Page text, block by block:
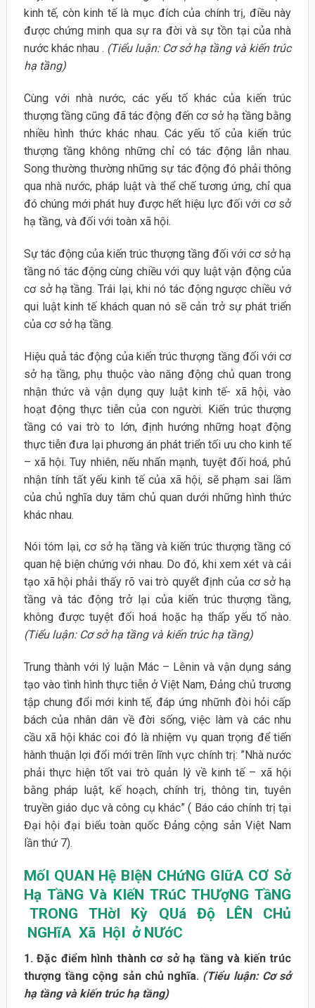
kinh tế, còn kinh tế là mục đích của chính trị, điều này
được chứng minh qua sự ra đời và sự tồn tại của nhà
nước khác nhau . (Tiểu luận: Cơ sở hạ tầng và kiến trúc
hạ tầng)
Cùng với nhà nước, các yếu tố khác của kiến trúc
thượng tầng cũng đã tác động đến cơ sở hạ tầng bằng
nhiều hình thức khác nhau. Các yếu tố của kiến trúc
thượng tầng không những chỉ có tác động lẫn nhau.
Song thường thường những sự tác động đó phải thông
qua nhà nước, pháp luật và thể chế tương ứng, chỉ qua
đó chúng mới phát huy được hết hiệu lực đối với cơ sở
hạ tầng, và đối với toàn xã hội.
Sự tác động của kiến trúc thượng tầng đối với cơ sở hạ
tầng nó tác động cùng chiều với quy luật vận động của
cơ sở hạ tầng. Trái lại, khi nó tác động ngược chiều vớ
qui luật kinh tế khách quan nó sẽ cản trở sự phát triển
của cơ sở hạ tầng.
Hiệu quả tác động của kiến trúc thượng tầng đối với cơ
sở hạ tầng, phụ thuộc vào năng động chủ quan trong
nhận thức và vận dụng quy luật kinh tế- xã hội, vào
hoạt động thực tiễn của con người. Kiến trúc thượng
tầng có vai trò to lớn, định hướng những hoạt động
thực tiễn đưa lại phương án phát triển tối ưu cho kinh tế
– xã hội. Tuy nhiên, nếu nhấn mạnh, tuyệt đối hoá, phủ
nhận tính tất yếu kinh tế của xã hội, sẽ phạm sai lầm
của chủ nghĩa duy tâm chủ quan dưới những hình thức
khác nhau.
Nói tóm lại, cơ sở hạ tầng và kiến trúc thượng tầng có
quan hệ biện chứng với nhau. Do đó, khi xem xét và cải
tạo xã hội phải thấy rõ vai trò quyết định của cơ sở hạ
tầng và tác động trở lại của kiến trúc thượng tầng,
không được tuyệt đối hoá hoặc hạ thấp yếu tố nào.
(Tiểu luận: Cơ sở hạ tầng và kiến trúc hạ tầng)
Trung thành với lý luận Mác – Lênin và vận dụng sáng
tạo vào tình hình thực tiễn ở Việt Nam, Đảng chủ trương
tập chung đổi mới kinh tế, đáp ứng nhữnh đòi hỏi cấp
bách của nhân dân về đời sống, việc làm và các nhu
cầu xã hội khác coi đó là nhiệm vụ quan trọng để tiến
hành thuận lợi đổi mới trên lĩnh vực chính trị: ”Nhà nước
phải thực hiện tốt vai trò quản lý về kinh tế – xã hội
bằng pháp luật, kế hoạch, chính trị, thông tin, tuyên
truyền giáo dục và công cụ khác” ( Báo cáo chính trị tại
Đại hội đại biểu toàn quốc Đảng cộng sản Việt Nam
lần thứ 7).
MốI QUAN Hệ BIệN CHứNG GIữA CƠ Sở
Hạ TầNG Và KIếN TRúCTHƯợNG TầNG
TRONG THờI Kỳ QUá Độ LÊN CHủ
NGHĩA Xã HộI ở NƯớC
1. Đặc điểm hình thành cơ sở hạ tầng và kiến trúc
thượng tầng cộng sản chủ nghĩa. (Tiểu luận: Cơ sở
hạ tầng và kiến trúc hạ tầng)